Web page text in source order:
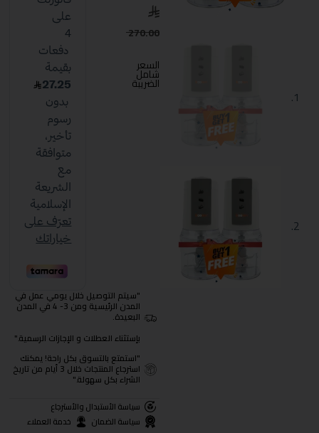
270.00
السعر
شامل
الضريبة
"سيتم التوصيل خلال يومي عمل في
المدن الرئيسية ومن 3- 4 في المدن
البعيدة.
بإستثناء العطلات و الإجازات الرسمية."
"استمتع بالتسوق بكل راحة! يمكنك
استرجاع المنتجات خلال 3 أيام من تاريخ
الشراء بكل سهولة."
سياسة الأستبدال والأسترجاع
سياسة الضمان
خدمة العملاء